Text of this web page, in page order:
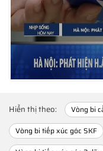
Hiển thị theo: Vòng bi
Vòng bi tiếp xúc góc SKF